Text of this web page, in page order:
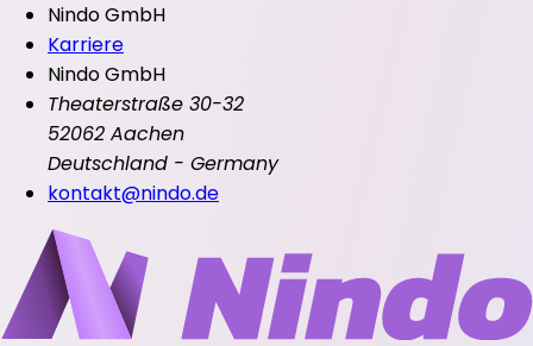
Nindo GmbH
Karriere
Nindo GmbH
Theaterstraße 30-32
52062 Aachen
Deutschland - Germany
kontakt@nindo.de